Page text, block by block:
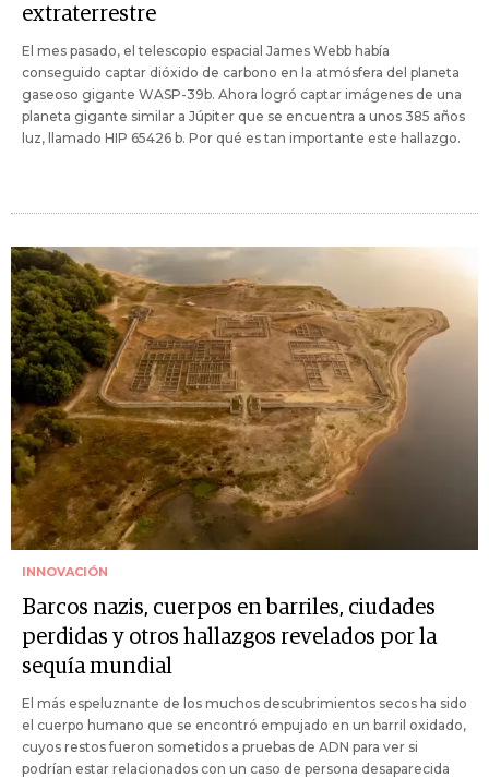
extraterrestre
El mes pasado, el telescopio espacial James Webb había
conseguido captar dióxido de carbono en la atmósfera del planeta
gaseoso gigante WASP-39b. Ahora logró captar imágenes de una
planeta gigante similar a Júpiter que se encuentra a unos 385 años
luz, llamado HIP 65426 b. Por qué es tan importante este hallazgo.
INNOVACIÓN
Barcos nazis, cuerpos en barriles, ciudades
perdidas y otros hallazgos revelados por la
sequía mundial
El más espeluznante de los muchos descubrimientos secos ha sido
el cuerpo humano que se encontró empujado en un barril oxidado,
cuyos restos fueron sometidos a pruebas de ADN para ver si
podrían estar relacionados con un caso de persona desaparecida